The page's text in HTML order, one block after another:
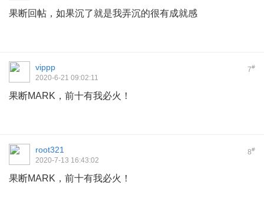
果断回帖，如果沉了就是我弄沉的很有成就感
7#
vippp
2020-6-21 09:02:11
果断MARK，前十有我必火！
8#
root321
2020-7-13 16:43:02
果断MARK，前十有我必火！